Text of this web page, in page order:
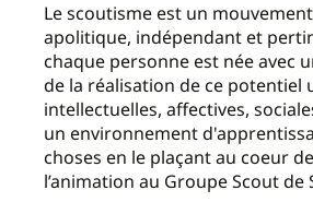
Le scoutisme est un
apolitique, indépendant et
chaque personne est née avec
de la réalisation de ce potentiel
intellectuelles, affectives,
un environnement
choses en le plaçant au coeur
l’animation au Groupe Scout de